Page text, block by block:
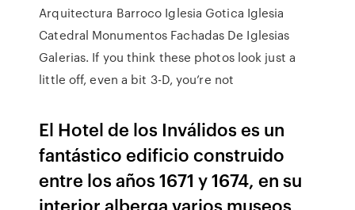
Arquitectura Barroco Iglesia Gotica Iglesia
Catedral Monumentos Fachadas De Iglesias
Galerias. If you think these photos look just a
little off, even a bit 3-D, you’re not
El Hotel de los Inválidos es un
fantástico edificio construido
entre los años 1671 y 1674, en su
interior alberga varios museos,